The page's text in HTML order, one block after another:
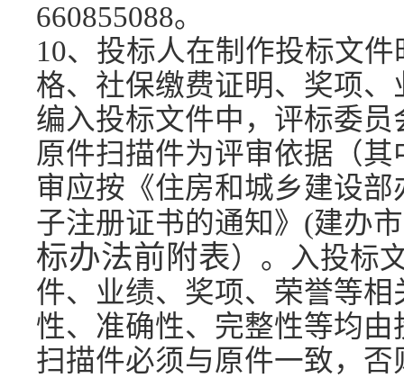
660855088。
10、投标人在制作投标文
格、社保缴费证明、奖项
编入投标文件中，评标委
原件扫描件为评审依据（
审应按《住房和城乡建设
子注册证书的通知》(建办
标办法前附表）。入投标
件、业绩、奖项、荣誉等相
性、准确性、完整性等均由
扫描件必须与原件一致，